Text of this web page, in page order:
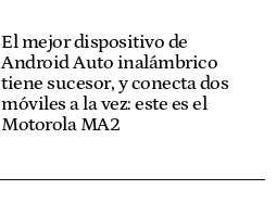
El mejor dispositivo de
Android Auto inalámbrico
tiene sucesor, y conecta dos
móviles a la vez: este es el
Motorola MA2